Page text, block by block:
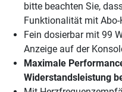
bitte beachten Sie,
Funktionalität mit
Fein dosierbar mit 99
Anzeige auf der
Maximale
Widerstandsleistung